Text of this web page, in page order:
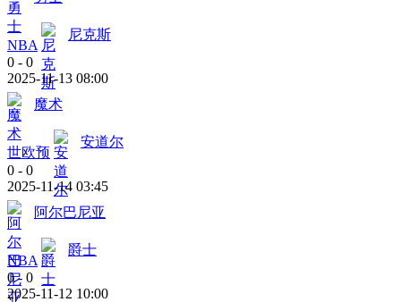
NBA
尼克斯
0 - 0
2025-11-13 08:00
魔术
世欧预
安道尔
0 - 0
2025-11-14 03:45
阿尔巴尼亚
NBA
爵士
0 - 0
2025-11-12 10:00